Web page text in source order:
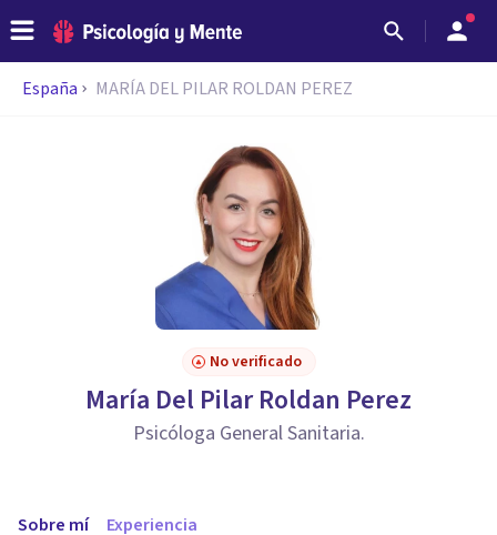
España MARÍA DEL PILAR ROLDAN PEREZ
No verificado
María Del Pilar Roldan Perez
Psicóloga General Sanitaria.
Sobre mí Experiencia